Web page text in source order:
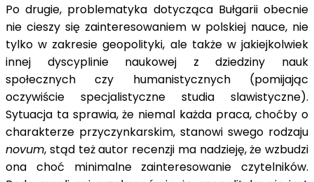
Po drugie, problematyka dotycząca Bułgarii obecnie
nie cieszy się zainteresowaniem w polskiej nauce, nie
tylko w zakresie geopolityki, ale także w jakiejkolwiek
innej dyscyplinie naukowej z dziedziny nauk
społecznych czy humanistycznych (pomijając
oczywiście specjalistyczne studia slawistyczne).
Sytuacja ta sprawia, że niemal każda praca, choćby o
charakterze przyczynkarskim, stanowi swego rodzaju
novum, stąd też autor recenzji ma nadzieję, że wzbudzi
ona choć minimalne zainteresowanie czytelników.